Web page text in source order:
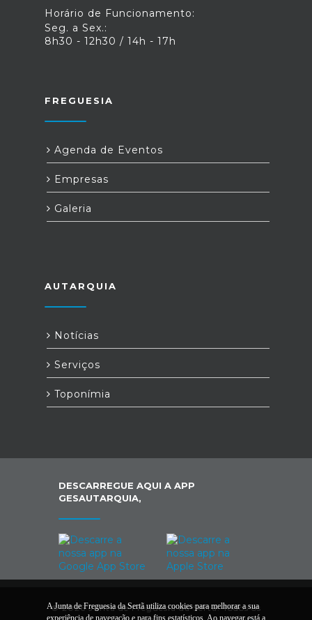
Horário de Funcionamento:
Seg. a Sex.:
8h30 - 12h30 / 14h - 17h
FREGUESIA
Agenda de Eventos
Empresas
Galeria
AUTARQUIA
Notícias
Serviços
Toponímia
DESCARREGUE AQUI A APP
GESAUTARQUIA,
© 2026 Junta de Freguesia da Sertã. Todos os
A Junta de Freguesia da Sertã utiliza cookies para melhorar a sua
experiência de navegação e para fins estatísticos. Ao navegar está a